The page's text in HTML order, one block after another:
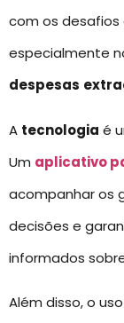
com os desafios
especialmente
despesas
A tecnologia é
Um aplicativo
acompanhar os
decisões e
informados
Além disso, o